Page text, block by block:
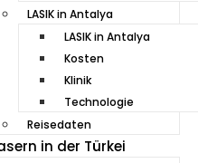
LASIK in Antalya
LASIK in Antalya
Kosten
Klinik
Technologie
Reisedaten
in der Türkei